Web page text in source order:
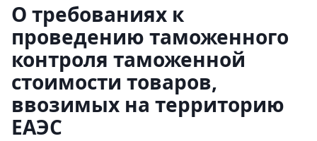
О требованиях к
проведению таможенного
контроля таможенной
стоимости товаров,
ввозимых на территорию
ЕАЭС